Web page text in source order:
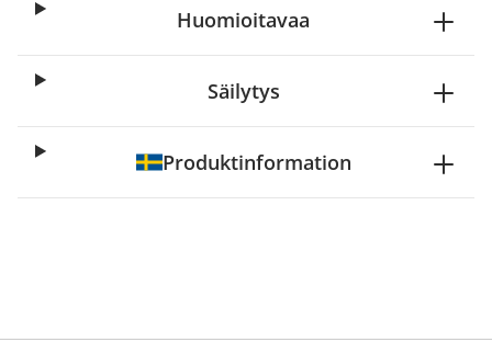
Huomioitavaa
Säilytys
Produktinformation